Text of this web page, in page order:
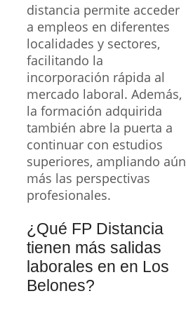
distancia permite acceder
a empleos en diferentes
localidades y sectores,
facilitando la
incorporación rápida al
mercado laboral. Además,
la formación adquirida
también abre la puerta a
continuar con estudios
superiores, ampliando aún
más las perspectivas
profesionales.
¿Qué FP Distancia
tienen más salidas
laborales en en Los
Belones?